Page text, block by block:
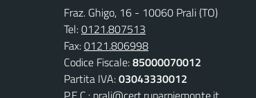
Fraz. Ghigo, 16 - 10060 Prali (TO)
Tel:0121.807513
Fax:0121.806998
Codice Fiscale:85000070012
Partita IVA:03043330012